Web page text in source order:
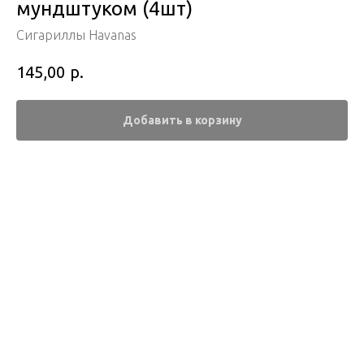
мундштуком (4шт)
Сигариллы Havanas
145,00 р.
Добавить в корзину